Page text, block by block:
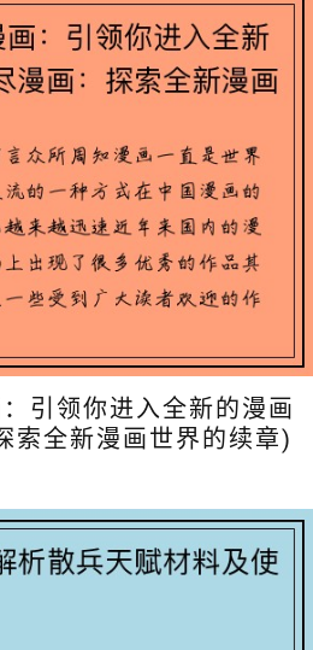
引领你进入全新的漫画
索全新漫画世界的续章)